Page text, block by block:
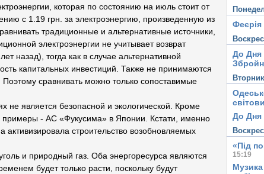
которая по состоянию на июль стоит от
с 1.19 грн. за электроэнергию, произведенную из
традиционные и альтернативные источники,
электроэнергии не учитывает возврат
назад), тогда как в случае альтернативной
капитальных инвестиций. Также не принимаются
сравнивать можно только сопоставимые
не является безопасной и экологической. Кроме
примеры - АС «Фукусима» в Японии. Кстати, именно
активизировала строительство возобновляемых
и природный газ. Оба энергоресурса являются
будет только расти, поскольку будут
Феєрія
До Дня
До Дня
«Під
15:19